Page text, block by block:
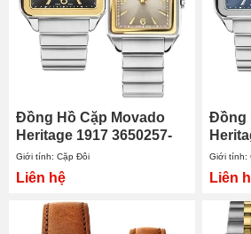
Đồng Hồ Cặp Movado
Heritage 1917 3650257-
3650249
Giới tính: Cặp Đôi
Liên hệ
Đồng
Giới tính:
Liên